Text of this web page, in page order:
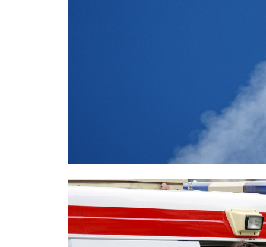
СМИ: над Ростовом-на-Дону едва